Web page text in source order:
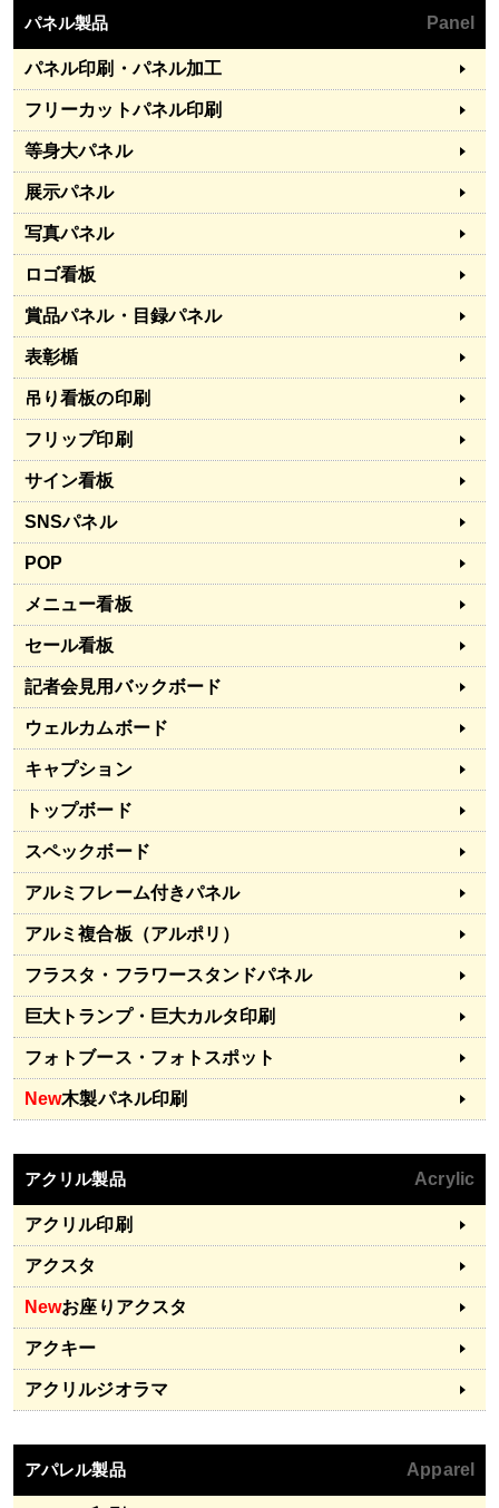
パネル製品 Panel
パネル印刷・パネル加工
フリーカットパネル印刷
等身大パネル
展示パネル
写真パネル
ロゴ看板
賞品パネル・目録パネル
表彰楯
吊り看板の印刷
フリップ印刷
サイン看板
SNSパネル
POP
メニュー看板
セール看板
記者会見用バックボード
ウェルカムボード
キャプション
トップボード
スペックボード
アルミフレーム付きパネル
アルミ複合板（アルポリ）
フラスタ・フラワースタンドパネル
巨大トランプ・巨大カルタ印刷
フォトブース・フォトスポット
New木製パネル印刷
アクリル製品 Acrylic
アクリル印刷
アクスタ
Newお座りアクスタ
アクキー
アクリルジオラマ
アパレル製品 Apparel